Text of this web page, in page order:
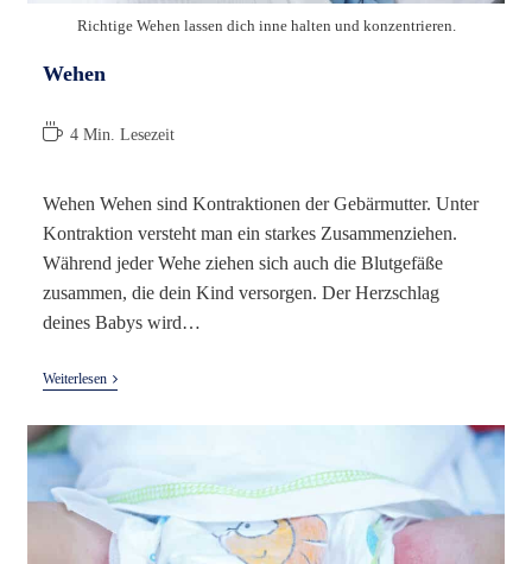
Richtige Wehen lassen dich inne halten und konzentrieren.
Wehen
Lesedauer:
4 Min. Lesezeit
Wehen Wehen sind Kontraktionen der Gebärmutter. Unter
Kontraktion versteht man ein starkes Zusammenziehen.
Während jeder Wehe ziehen sich auch die Blutgefäße
zusammen, die dein Kind versorgen. Der Herzschlag
deines Babys wird…
WeiterlesenWehen